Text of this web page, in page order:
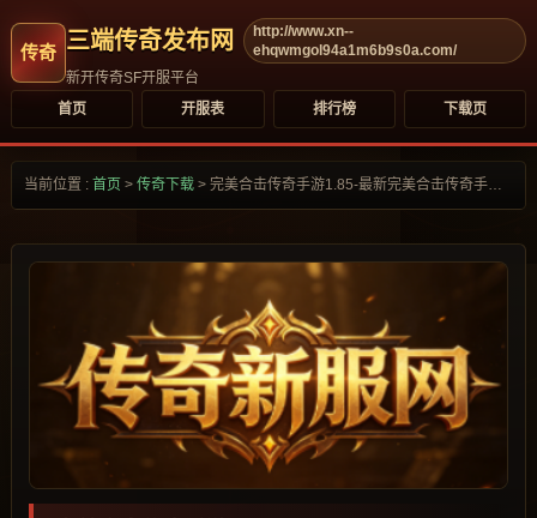
三端传奇发布网
http://www.xn--
ehqwmgol94a1m6b9s0a.com/
新开传奇SF开服平台
首页
开服表 排行榜 下载页
当前位置 : 首页 > 传奇下载 > 完美合击传奇手游1.85-最新完美合击传奇手游1.85合集大全-